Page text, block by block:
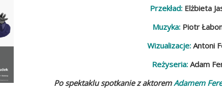
Przekład: Elżbieta
Muzyka: Piotr
Wizualizacje: Antoni
Reżyseria:Adam
Po spektaklu spotkanie z aktoremAdamem